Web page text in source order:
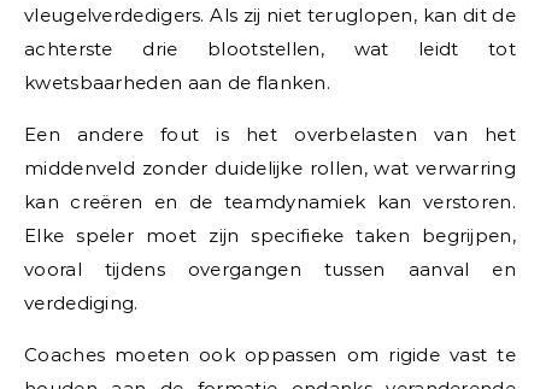
vleugelverdedigers. Als zij niet teruglopen, kan dit de
achterste drie blootstellen, wat leidt tot
kwetsbaarheden aan de flanken.
Een andere fout is het overbelasten van het
middenveld zonder duidelijke rollen, wat verwarring
kan creëren en de teamdynamiek kan verstoren.
Elke speler moet zijn specifieke taken begrijpen,
vooral tijdens overgangen tussen aanval en
verdediging.
Coaches moeten ook oppassen om rigide vast te